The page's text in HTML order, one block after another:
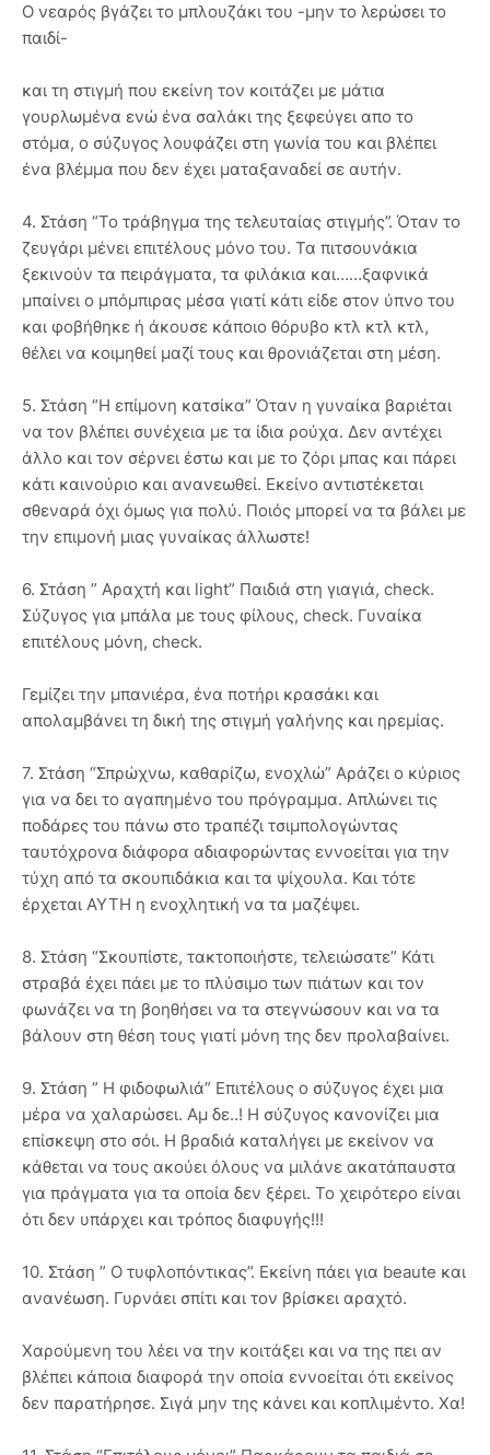
Ο νεαρός βγάζει το μπλουζάκι του -μην το λερώσει το
παιδί-
και τη στιγμή που εκείνη τον κοιτάζει με μάτια
γουρλωμένα ενώ ένα σαλάκι της ξεφεύγει απο το
στόμα, ο σύζυγος λουφάζει στη γωνία του και βλέπει
ένα βλέμμα που δεν έχει ματαξαναδεί σε αυτήν.
4. Στάση “Το τράβηγμα της τελευταίας στιγμής”. Όταν το
ζευγάρι μένει επιτέλους μόνο του. Τα πιτσουνάκια
ξεκινούν τα πειράγματα, τα φιλάκια και……ξαφνικά
μπαίνει ο μπόμπιρας μέσα γιατί κάτι είδε στον ύπνο του
και φοβήθηκε ή άκουσε κάποιο θόρυβο κτλ κτλ κτλ,
θέλει να κοιμηθεί μαζί τους και θρονιάζεται στη μέση.
5. Στάση “Η επίμονη κατσίκα” Όταν η γυναίκα βαριέται
να τον βλέπει συνέχεια με τα ίδια ρούχα. Δεν αντέχει
άλλο και τον σέρνει έστω και με το ζόρι μπας και πάρει
κάτι καινούριο και ανανεωθεί. Εκείνο αντιστέκεται
σθεναρά όχι όμως για πολύ. Ποιός μπορεί να τα βάλει με
την επιμονή μιας γυναίκας άλλωστε!
6. Στάση ” Αραχτή και light” Παιδιά στη γιαγιά, check.
Σύζυγος για μπάλα με τους φίλους, check. Γυναίκα
επιτέλους μόνη, check.
Γεμίζει την μπανιέρα, ένα ποτήρι κρασάκι και
απολαμβάνει τη δική της στιγμή γαλήνης και ηρεμίας.
7. Στάση “Σπρώχνω, καθαρίζω, ενοχλώ” Αράζει ο κύριος
για να δει το αγαπημένο του πρόγραμμα. Απλώνει τις
ποδάρες του πάνω στο τραπέζι τσιμπολογώντας
ταυτόχρονα διάφορα αδιαφορώντας εννοείται για την
τύχη από τα σκουπιδάκια και τα ψίχουλα. Και τότε
έρχεται ΑΥΤΗ η ενοχλητική να τα μαζέψει.
8. Στάση “Σκουπίστε, τακτοποιήστε, τελειώσατε” Κάτι
στραβά έχει πάει με το πλύσιμο των πιάτων και τον
φωνάζει να τη βοηθήσει να τα στεγνώσουν και να τα
βάλουν στη θέση τους γιατί μόνη της δεν προλαβαίνει.
9. Στάση ” Η φιδοφωλιά” Επιτέλους ο σύζυγος έχει μια
μέρα να χαλαρώσει. Αμ δε..! Η σύζυγος κανονίζει μια
επίσκεψη στο σόι. Η βραδιά καταλήγει με εκείνον να
κάθεται να τους ακούει όλους να μιλάνε ακατάπαυστα
για πράγματα για τα οποία δεν ξέρει. Το χειρότερο είναι
ότι δεν υπάρχει και τρόπος διαφυγής!!!
10. Στάση ” Ο τυφλοπόντικας”. Εκείνη πάει για beaute και
ανανέωση. Γυρνάει σπίτι και τον βρίσκει αραχτό.
Χαρούμενη του λέει να την κοιτάξει και να της πει αν
βλέπει κάποια διαφορά την οποία εννοείται ότι εκείνος
δεν παρατήρησε. Σιγά μην της κάνει και κοπλιμέντο. Χα!